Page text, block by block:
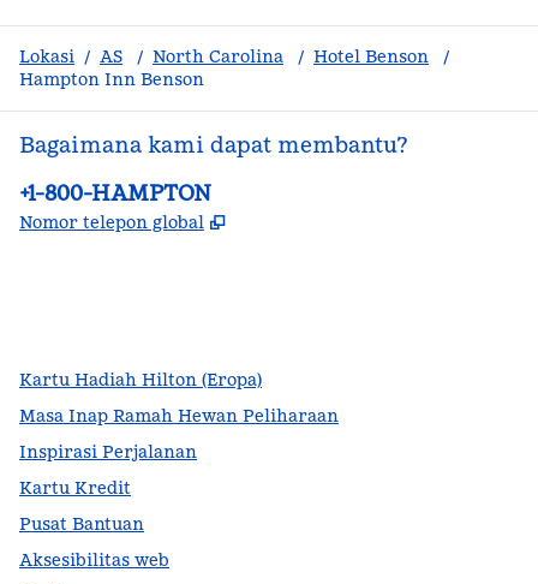
Lokasi / AS / North Carolina / Hotel Benson
/
Hampton Inn Benson
Bagaimana kami dapat membantu?
Telepon:
+1-800-HAMPTON
Nomor telepon global ,
Kartu Hadiah Hilton (Eropa)
Masa Inap Ramah Hewan Peliharaan
Inspirasi Perjalanan
Kartu Kredit
Pusat Bantuan
Aksesibilitas web